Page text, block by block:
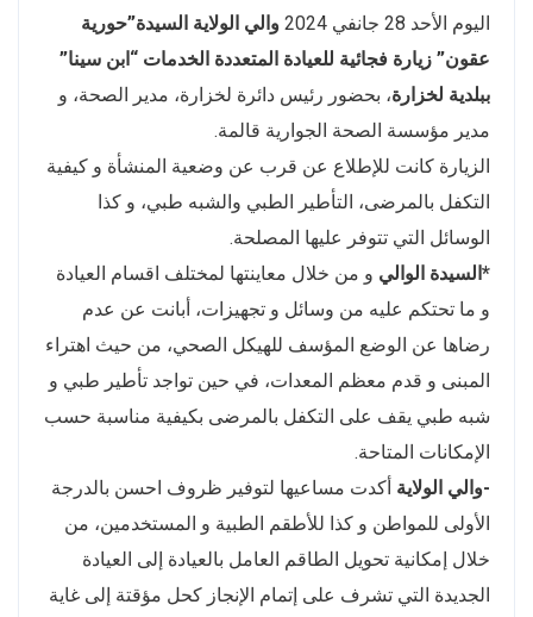
اليوم الأحد 28 جانفي 2024
والي الولاية السيدة”حورية
عقون” زيارة فجائية للعيادة المتعددة الخدمات “ابن سينا”
ببلدية لخزارة، بحضور رئيس دائرة لخزارة، مدير الصحة، و
مدير مؤسسة الصحة الجوارية قالمة.
الزيارة كانت للإطلاع عن قرب عن وضعية المنشأة و كيفية
التكفل بالمرضى، التأطير الطبي والشبه طبي، و كذا
الوسائل التي تتوفر عليها المصلحة.
*السيدة الوالي و من خلال معاينتها لمختلف اقسام العيادة
و ما تحتكم عليه من وسائل و تجهيزات، أبانت عن عدم
رضاها عن الوضع المؤسف للهيكل الصحي، من حيث اهتراء
المبنى و قدم معظم المعدات، في حين تواجد تأطير طبي و
شبه طبي يقف على التكفل بالمرضى بكيفية مناسبة حسب
الإمكانات المتاحة.
-والي الولاية أكدت مساعيها لتوفير ظروف احسن بالدرجة
الأولى للمواطن و كذا للأطقم الطبية و المستخدمين، من
خلال إمكانية تحويل الطاقم العامل بالعيادة إلى العيادة
الجديدة التي تشرف على إتمام الإنجاز كحل مؤقتة إلى غاية